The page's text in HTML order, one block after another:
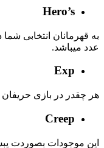
Hero’s
عدد میباشد.
Exp
هر چقدر در بازی حریفان
Creep
این موجودات بصوردت